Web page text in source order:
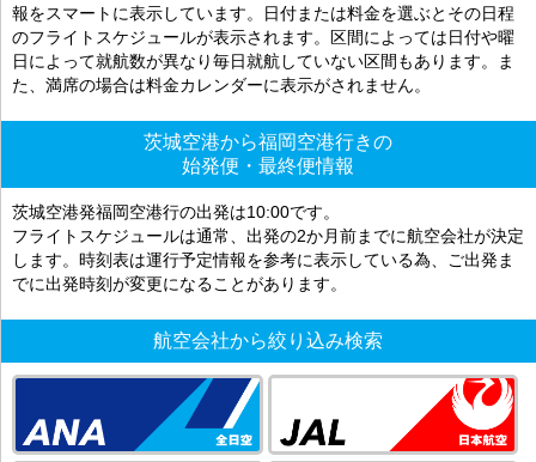
報をスマートに表示しています。日付または料金を選ぶとその日程
のフライトスケジュールが表示されます。区間によっては日付や曜
日によって就航数が異なり毎日就航していない区間もあります。ま
た、満席の場合は料金カレンダーに表示がされません。
茨城空港から福岡空港行きの
始発便・最終便情報
茨城空港発福岡空港行の出発は10:00です。
フライトスケジュールは通常、出発の2か月前までに航空会社が決定
します。時刻表は運行予定情報を参考に表示している為、ご出発ま
でに出発時刻が変更になることがあります。
航空会社から絞り込み検索